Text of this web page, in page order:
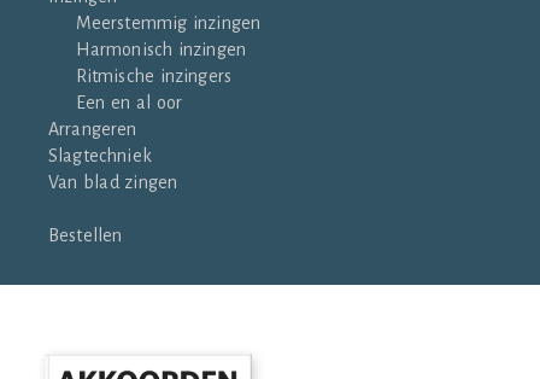
Meerstemmig inzingen
Harmonisch inzingen
Ritmische inzingers
Een en al oor
Arrangeren
Slagtechniek
Van blad zingen
Bestellen